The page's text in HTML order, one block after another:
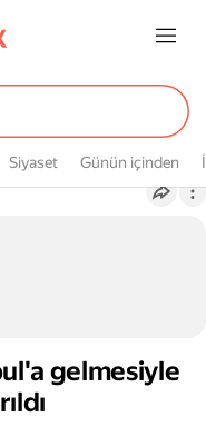
Siyaset Günün içinden
gelmesiyle